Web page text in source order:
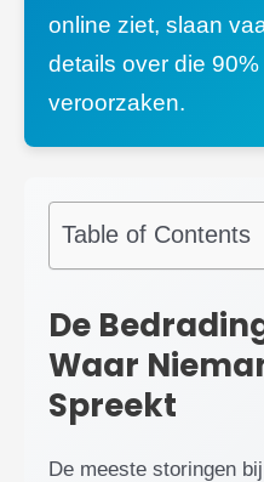
online ziet, slaan
details over die 90%
veroorzaken.
Table of Contents
De
Waar
Spreekt
De meeste storingen bij